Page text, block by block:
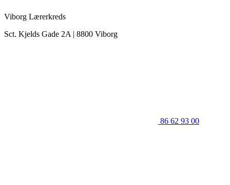
Viborg Lærerkreds
Sct. Kjelds Gade 2A | 8800 Viborg
86 62 93 00